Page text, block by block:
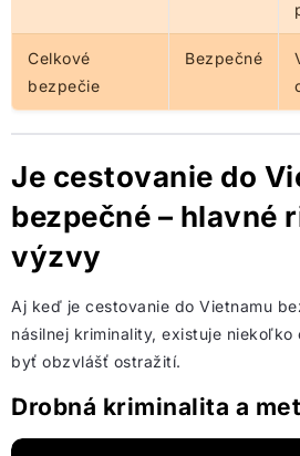
Celkové
bezpečie
Bezpečné
Je cestovanie do
bezpečné – hlavné
výzvy
Aj keď je cestovanie do Vietnamu
násilnej kriminality, existuje
byť obzvlášť ostražití.
Drobná kriminalita a